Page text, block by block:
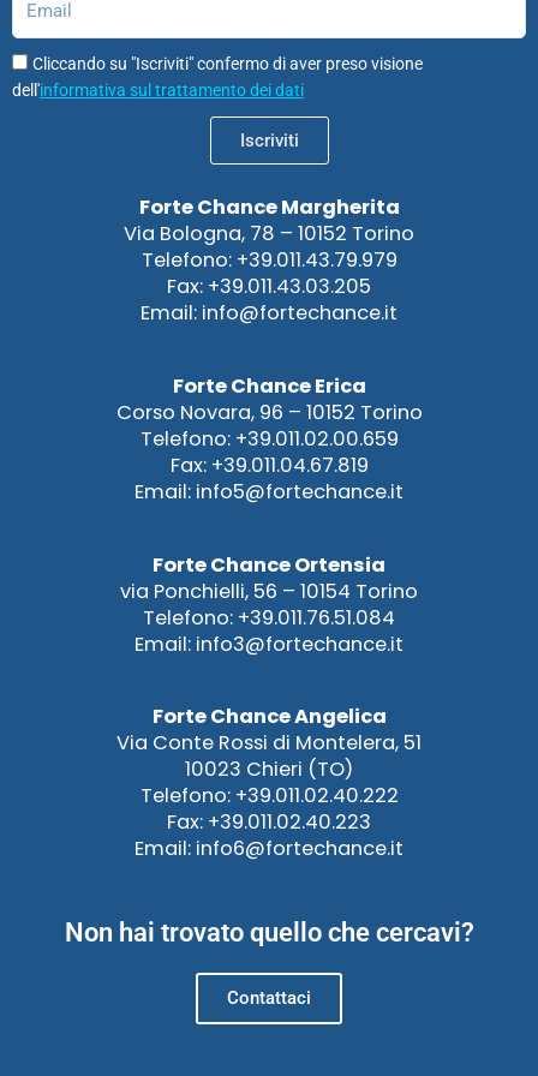
Cliccando su "Iscriviti" confermo di aver preso visione
dell'informativa sul trattamento dei dati
Iscriviti
Forte Chance Margherita
Via Bologna, 78 – 10152 Torino
Telefono: +39.011.43.79.979
Fax: +39.011.43.03.205
Email: info@fortechance.it
Forte Chance Erica
Corso Novara, 96 – 10152 Torino
Telefono: +39.011.02.00.659
Fax: +39.011.04.67.819
Email: info5@fortechance.it
Forte Chance Ortensia
via Ponchielli, 56 – 10154 Torino
Telefono: +39.011.76.51.084
Email: info3@fortechance.it
Forte Chance Angelica
Via Conte Rossi di Montelera, 51
10023 Chieri (TO)
Telefono: +39.011.02.40.222
Fax: +39.011.02.40.223
Email: info6@fortechance.it
Non hai trovato quello che cercavi?
Contattaci